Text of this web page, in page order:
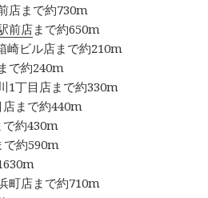
店まで約730m
前店まで約650m
崎ビル店まで約210m
で約240m
1丁目店まで約330m
店まで約440m
で約430m
で約590m
町店まで約710m